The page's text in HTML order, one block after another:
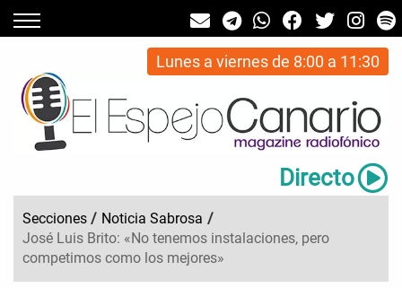
Lunes a viernes de 8:00 a 11:30
Directo
Secciones / Noticia Sabrosa /
José Luis Brito: «No tenemos instalaciones, pero
competimos como los mejores»